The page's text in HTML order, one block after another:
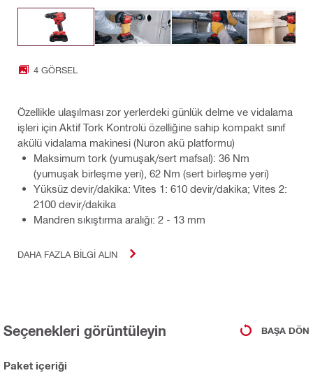
4 GÖRSEL
Özellikle ulaşılması zor yerlerdeki günlük delme ve vidalama
işleri için Aktif Tork Kontrolü özelliğine sahip kompakt sınıf
akülü vidalama makinesi (Nuron akü platformu)
Maksimum tork (yumuşak/sert mafsal): 36 Nm
(yumuşak birleşme yeri), 62 Nm (sert birleşme yeri)
Yüksüz devir/dakika: Vites 1: 610 devir/dakika; Vites 2:
2100 devir/dakika
Mandren sıkıştırma aralığı: 2 - 13 mm
DAHA FAZLA BILGI ALIN
Seçenekleri görüntüleyin BAŞA DÖN
Paket içeriği